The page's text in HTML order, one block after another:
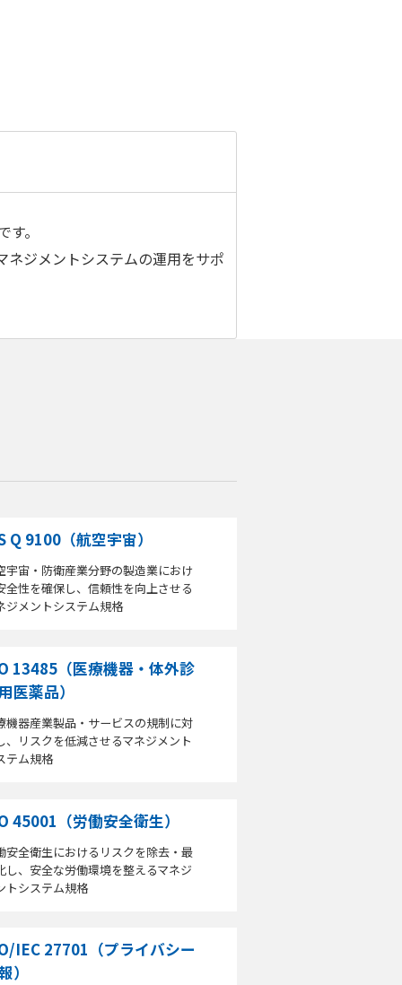
。
ジメントシステムの運用をサポ
Q 9100（航空宇宙）
宇宙・防衛産業分野の製造業におけ
全性を確保し、信頼性を向上させる
ジメントシステム規格
13485（医療機器・体外診
医薬品）
機器産業製品・サービスの規制に対
、リスクを低減させるマネジメント
テム規格
45001（労働安全衛生）
安全衛生におけるリスクを除去・最
し、安全な労働環境を整えるマネジ
トシステム規格
IEC 27701（プライバシー
）